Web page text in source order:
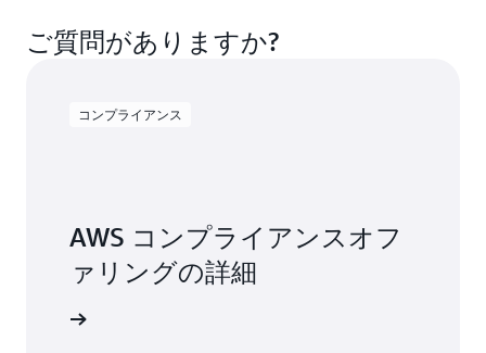
ご質問がありますか?
コンプライアンス
AWS コンプライアンスオフ
ァリングの詳細